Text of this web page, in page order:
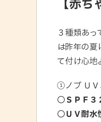
【赤
３種類あ
は昨年の
て付け心地
①ノブ ＵＶ
〇ＳＰＦ
〇ＵＶ耐